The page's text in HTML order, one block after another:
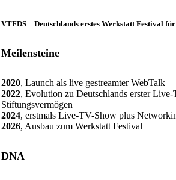
VTFDS – Deutschlands erstes Werkstatt Festival
Meilensteine
2020, Launch als live gestreamter WebTalk
2022, Evolution zu Deutschlands erster
Stiftungsvermögen
2024, erstmals Live-TV-Show plus
2026, Ausbau zum Werkstatt Festival
DNA